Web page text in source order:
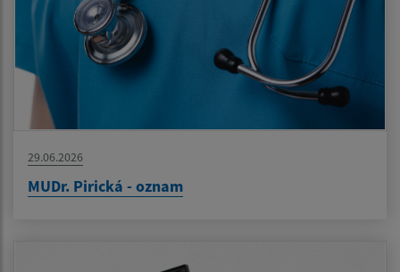
29.06.2026
MUDr. Pirická - oznam